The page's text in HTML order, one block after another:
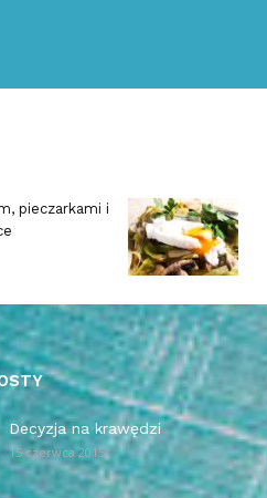
pieczarkami i
Decyzja na krawędzi
15 czerwca 2015